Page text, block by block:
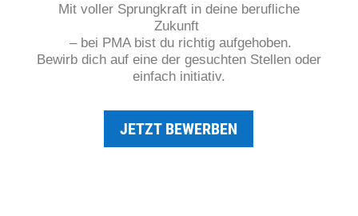
Mit voller Sprungkraft in deine berufliche
Zukunft
– bei PMA bist du richtig aufgehoben.
Bewirb dich auf eine der gesuchten Stellen oder
einfach initiativ.
JETZT BEWERBEN